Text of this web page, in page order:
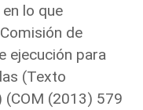
lo que
de
ejecución para
(Texto
(COM (2013) 579